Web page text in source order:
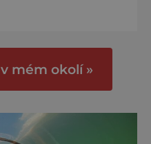
sochaři Michaelu
a vedle sebe tedy
sv. Jan Křtitel a
mém okolí »